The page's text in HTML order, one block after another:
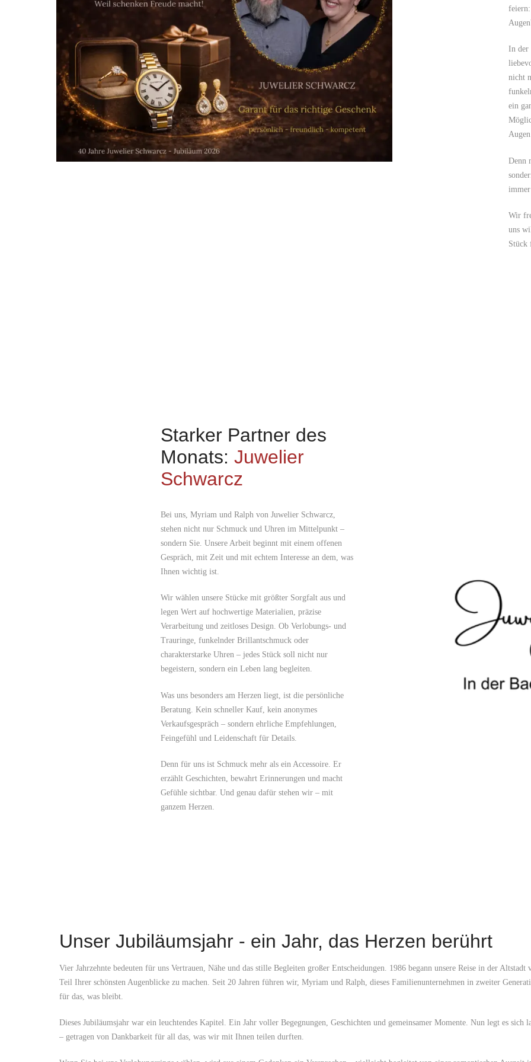
feiern:
In der
nicht
ein
Denn
Wir
uns
Stück
Starker Partner des
Monats: Juwelier
Schwarcz
Bei uns, Myriam und Ralph von Juwelier Schwarcz,
stehen nicht nur Schmuck und Uhren im Mittelpunkt –
sondern Sie. Unsere Arbeit beginnt mit einem offenen
Gespräch, mit Zeit und mit echtem Interesse an dem, was
Ihnen wichtig ist.
Wir wählen unsere Stücke mit größter Sorgfalt aus und
legen Wert auf hochwertige Materialien, präzise
Verarbeitung und zeitloses Design. Ob Verlobungs- und
Trauringe, funkelnder Brillantschmuck oder
charakterstarke Uhren – jedes Stück soll nicht nur
begeistern, sondern ein Leben lang begleiten.
Was uns besonders am Herzen liegt, ist die persönliche
Beratung. Kein schneller Kauf, kein anonymes
Verkaufsgespräch – sondern ehrliche Empfehlungen,
Feingefühl und Leidenschaft für Details.
Denn für uns ist Schmuck mehr als ein Accessoire. Er
erzählt Geschichten, bewahrt Erinnerungen und macht
Gefühle sichtbar. Und genau dafür stehen wir – mit
ganzem Herzen.
Unser Jubiläumsjahr - ein Jahr, das Herzen berührt
Vier Jahrzehnte bedeuten für uns Vertrauen, Nähe und das stille Begleiten großer Entscheidungen. 1986 begann unsere Reise in der
Teil Ihrer schönsten Augenblicke zu machen. Seit 20 Jahren führen wir, Myriam und Ralph, dieses Familienunternehmen in zweiter
für das, was bleibt.
Dieses Jubiläumsjahr war ein leuchtendes Kapitel. Ein Jahr voller Begegnungen, Geschichten und gemeinsamer Momente. Nun legt es sich
– getragen von Dankbarkeit für all das, was wir mit Ihnen teilen durften.